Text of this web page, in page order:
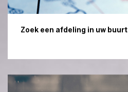
Zoek een afdeling in uw buurt